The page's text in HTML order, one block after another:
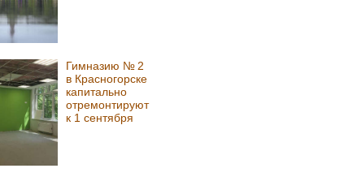
Гимназию № 2
в Красногорске
капитально
отремонтируют
к 1 сентября